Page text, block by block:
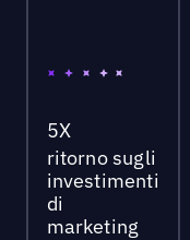
5X
ritorno sugli
investimenti
di
marketing